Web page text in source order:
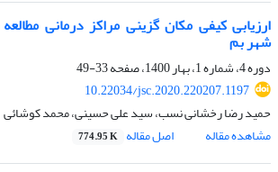
ارزیابی کیفی مکان گزینی مراکز درمانی
شهر بم
دوره 4، شماره 1، بهار 1400، صفحه
33-49
10.22034/jsc.2020.220207.1197
حمید رضا رخشانی نسب، سید علی حسینی، محمد کوشائی
مشاهده مقاله
اصل مقاله 774.95 K